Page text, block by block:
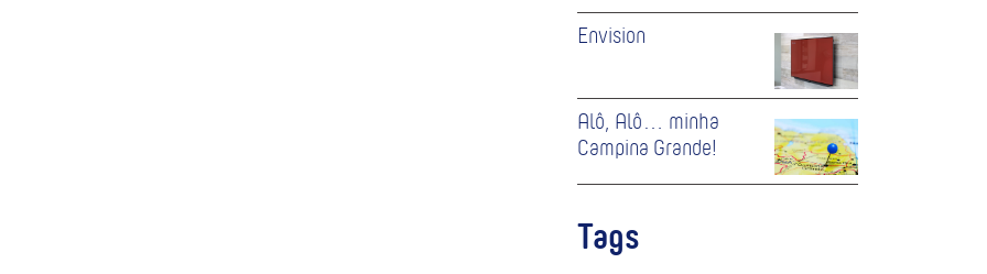
Envision
Alô, Alô… minha
Campina Grande!
Tags